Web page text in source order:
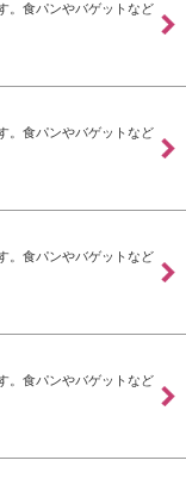
。食パンやバゲットなど
。食パンやバゲットなど
。食パンやバゲットなど
。食パンやバゲットなど